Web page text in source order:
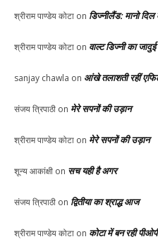
श्रीराम पाण्डेय कोटा on डिज्नीलैंड: मानो
श्रीराम पाण्डेय कोटा on वाल्ट डिज्नी का
sanjay chawla on आंखे तलाशती रहीं
संजय त्रिपाठी on मेरे सपनों की उड़ान
श्रीराम पाण्डेय कोटा on मेरे सपनों की उड़ान
शून्य आकांक्षी on सच यही है अगर
संजय त्रिपाठी on द्वितीया का श्राद्ध आज
श्रीराम पाण्डेय कोटा on कोटा में बन रही